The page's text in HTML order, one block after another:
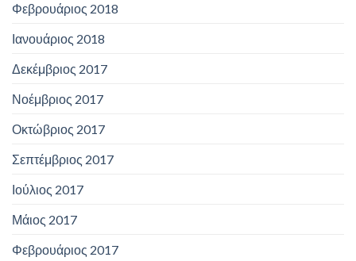
Φεβρουάριος 2018
Ιανουάριος 2018
Δεκέμβριος 2017
Νοέμβριος 2017
Οκτώβριος 2017
Σεπτέμβριος 2017
Ιούλιος 2017
Μάιος 2017
Φεβρουάριος 2017